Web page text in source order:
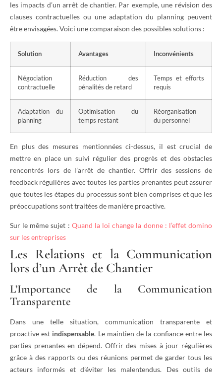
les impacts d’un arrêt de chantier. Par exemple, une révision des
clauses contractuelles ou une adaptation du planning peuvent
être envisagées. Voici une comparaison des possibles solutions :
Solution Avantages Inconvénients
Négociation
contractuelle
Réduction des
pénalités de retard
Temps et efforts
requis
Adaptation du
planning
Optimisation du
temps restant
Réorganisation
du personnel
En plus des mesures mentionnées ci-dessus, il est crucial de
mettre en place un suivi régulier des progrès et des obstacles
rencontrés lors de l’arrêt de chantier. Offrir des sessions de
feedback régulières avec toutes les parties prenantes peut assurer
que toutes les étapes du processus sont bien comprises et que les
préoccupations sont traitées de manière proactive.
Sur le même sujet : Quand la loi change la donne : l’effet domino
sur les entreprises
Les Relations et la Communication
lors d’un Arrêt de Chantier
L’Importance de la Communication
Transparente
Dans une telle situation, communication transparente et
proactive est indispensable. Le maintien de la confiance entre les
parties prenantes en dépend. Offrir des mises à jour régulières
grâce à des rapports ou des réunions permet de garder tous les
acteurs informés et d’éviter les malentendus. Des outils de